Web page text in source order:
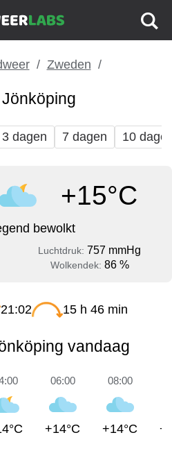
Zweden
3 dagen 7 dagen 10
+15°C
bewolkt
Luchtdruk: 757 mmHg
Wolkendek: 86 %
21:02 15 h 46 min
vandaag
06:00
+14°C
08:00
+14°C